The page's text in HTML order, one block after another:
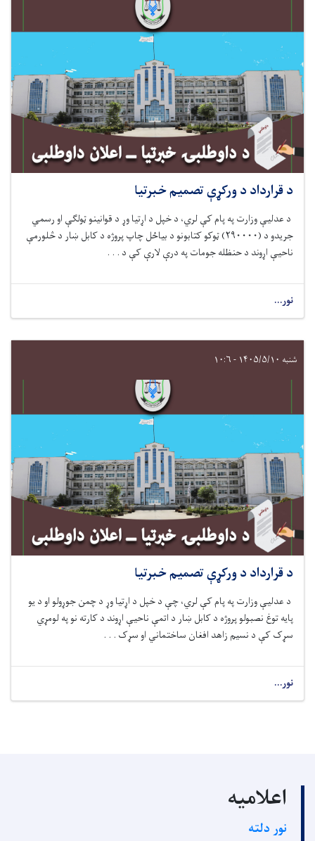
د قرارداد د ورکړې تصمیم خبرتیا
د عدلیې وزارت په پام کې لري، د خپل د اړتیا وړ د قوانینو ټولګې او رسمي
جریدو د (۲۹۰۰۰۰)ټوکو کتابونو د بیاځل چاپپروژه د کابل ښار دڅلورمې
ناحیې اړوند د حنظله جومات په درې لارې کې د . . .
نور...
شنبه ۱۴۰۵/۵/۱۰ - ۱۰:۶
د قرارداد د ورکړې تصمیم خبرتیا
د عدلیې وزارت په پام کې لري، چې د خپل د اړتیا وړ د چمن جوړولو او د یو
پایه توغ نصبولوپروژه د کابل ښار د اتمې ناحیې اړوند د کارته نوپهلومړي
سړک کې د نسیم زاهد افغان ساختماني او سړک . . .
نور...
اعلامیه
نور دلته